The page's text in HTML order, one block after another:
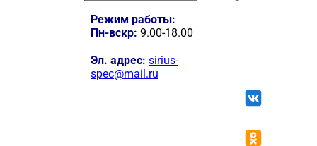
Режим работы:
Пн-вскр: 9.00-18.00
Эл. адрес: sirius-
spec@mail.ru